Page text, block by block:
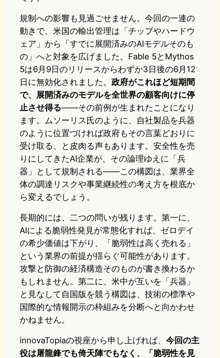
規制への影響も見過ごせません。今回の一連の
動きで、米国の輸出管理は「チップやハードウ
ェア」から「すでに展開済みのAIモデルそのも
の」へと対象を広げました。Fable 5とMythos
5は6月9日のリリースからわずか3日後の6月12
日に無効化されました。 政府がこれほど短期間
で、展開済みのモデルを全世界の顧客向けに停
止させ得る——その前例が生まれたことになり
ます。ムソーリス氏のように、自社製品を兵器
のように位置づければ政府もその言葉どおりに
受け取る、と皮肉る声もあります。安全性を売
りにしてきたAI企業が、その論理ゆえに「兵
器」として規制される——この構図は、業界全
体の調達リスクや事業継続性の考え方を根底か
ら変えるでしょう。
長期的には、二つの問いが残ります。第一に、
AIによる脆弱性発見が常態化すれば、ゼロデイ
の希少価値は下がり、「脆弱性は高く売れる」
という業界の前提が揺らぐ可能性があります。
攻撃と防御の経済構造そのものが書き換わるか
もしれません。第二に、米中が互いを「兵器」
と見なして自国版を競う構図は、技術の標準や
国際的な情報開示の枠組みを分断へと向かわせ
かねません。
innovaTopiaの視座から申し上げれば、 今回の主
役は屠龍鋒でも倚天陣でもなく、「脆弱性を見